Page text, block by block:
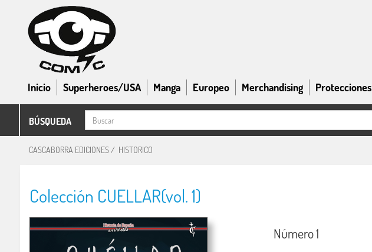
Inicio Superheroes/USA Manga Europeo Merchandising Protecciones
BÚSQUEDA
CASCABORRA EDICIONES/ HISTORICO
Colección CUELLAR(vol. 1)
Número 1